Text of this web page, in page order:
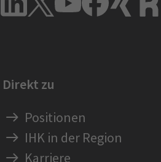
Direkt zu
Positionen
IHK in der Region
Karriere